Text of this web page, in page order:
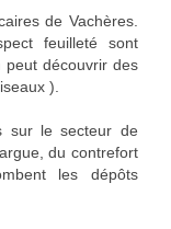
de Vachères.
feuilleté sont
peut découvrir des
).
sur le secteur de
du contrefort
les dépôts